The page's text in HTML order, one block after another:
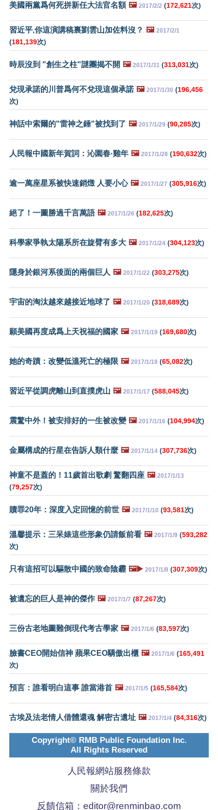
美國兩黨爲何死拼新任大法官名額 🖼️ 2017/2/2 (172,621次)
習近平,你這演講稿裏劉雲山加佐料沒？ 🖼️ 2017/2/1
(181,139次)
時辰沒到 "創生之柱"謎團揭不開 🖼️ 2017/1/31 (313,031次)
兌現承諾的川普爲何不兌現這個承諾 🖼️ 2017/1/30 (196,456
次)
神話中索爾的"雷神之錘"被找到了 🖼️ 2017/1/29 (90,285次)
人民報中國新年賀詞：沁園春·雞年 🖼️ 2017/1/28 (190,632次)
逾一萬座星系被快速銷燬 人要小心 🖼️ 2017/1/27 (305,916次)
絕了！一圖勝過千言萬語 🖼️ 2017/1/26 (182,625次)
科學家爭執太陽系所在旋臂有多大 🖼️ 2017/1/24 (304,123次)
隱身於銀河系後面的兩個巨人 🖼️ 2017/1/22 (303,275次)
宇宙的淘汰越來越接近地球了 🖼️ 2017/1/20 (318,689次)
願美國再度成爲上天祝福的國家 🖼️ 2017/1/19 (169,680次)
她的奇蹟：改變低溫死亡的極限 🖼️ 2017/1/18 (65,082次)
習近平從調虎離山到直撲虎山 🖼️ 2017/1/17 (588,045次)
震驚中外！被安排好的一生被改變 🖼️ 2017/1/16 (104,994次)
金屬構成的行星在告訴人類什麼 🖼️ 2017/1/14 (307,736次)
神童不是蓋的！11歲首出歌劇 驚翻四座 🖼️ 2017/1/13
(79,257次)
贖罪20年：深度入定回憶的前世 🖼️ 2017/1/10 (93,581次)
溫馨提示：三呆婊這些形象仍請飯前看 🖼️ 2017/1/9 (593,282
次)
只有這招可以驅散中國的致命陰霾 🖼️▶️ 2017/1/8 (307,309次)
被遺忘的巨人是神的傑作 🖼️ 2017/1/7 (87,267次)
三份古老地圖難倒現代考古學家 🖼️ 2017/1/6 (83,597次)
臉書CEO開始信神 蘋果CEO驕傲出櫃 🖼️ 2017/1/6 (165,491
次)
預言：誰看明白這事 誰當港首 🖼️ 2017/1/5 (165,584次)
古埃及法老情人借體還魂 解密古遺址 🖼️ 2017/1/4 (84,316次)
Copyright© RMB Public Foundation Inc.
All Rights Reserved
人民報網站服務條款
關於我們
反饋信箱： editor@renminbao.com